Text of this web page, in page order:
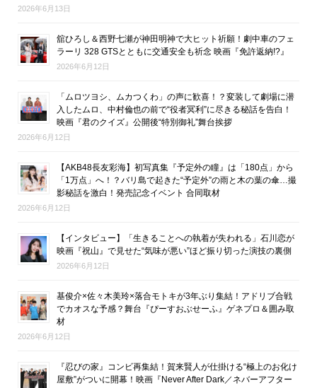
2026年6月13日
舘ひろし＆西野七瀬が神田明神で大ヒット祈願！劇中車のフェ
ラーリ 328 GTSとともに交通安全も祈念 映画『免許返納!?』
2026年6月12日
「ムロツヨシ、ムカつくわ」の声に歓喜！？変装して劇場に潜
入したムロ、中村倫也の前で“役者冥利”に尽きる秘話を告白！
映画『君のクイズ』公開後“特別御礼”舞台挨拶
2026年6月12日
【AKB48長友彩海】初写真集『予定外の瞳』は「180点」から
「1万点」へ！？バリ島で起きた“予定外”の雨と木の葉の傘…撮
影秘話を激白！発売記念イベント 合同取材
2026年6月12日
【インタビュー】「生きることへの執着が失われる」石川恋が
映画『祝山』で見せた“気味が悪い”ほど振り切った演技の裏側
2026年6月12日
基俊介×佐々木美玲×落合モトキが3年ぶり集結！アドリブ合戦
でカオスな予感？舞台『ぴーすおぶせーふ』ゲネプロ＆囲み取
材
2026年6月12日
『忍びの家』コンビ再集結！賀来賢人が仕掛ける“極上のお化け
屋敷”がついに開幕！映画『Never After Dark／ネバーアフター